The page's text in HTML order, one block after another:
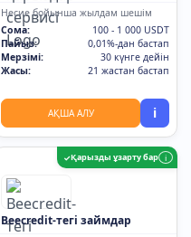
Несие бойынша жылдам шешім
Сома:
100 - 1 000 USDT
Пайыз:
0,01%-дан бастап
Мерзімі:
30 күнге дейін
Жасы:
21 жастан бастап
АҚША АЛУ i
✓Қарызды ұзарту бар i
Beecredit-тегі займдар